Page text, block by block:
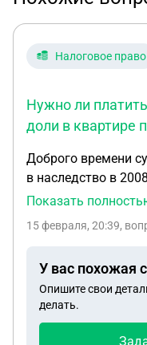
Налоговое право
Нужно ли
доли в квартире
Доброго времени
в наследство в
2024 один из
оставшихся.
ноябре 2025
Мне продавшему
владея долей более 5
Показать
15 февраля, 20:39,
У вас похожая
Опишите свои
делать.